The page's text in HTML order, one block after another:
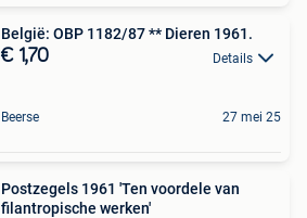
België: OBP 1182/87 ** Dieren 1961.
€ 1,70 Details
Beerse 27 mei 25
Postzegels 1961 'Ten voordele van
filantropische werken'